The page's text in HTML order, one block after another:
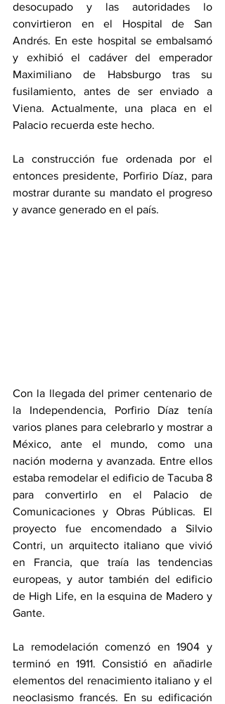
desocupado y las autoridades lo
convirtieron en el Hospital de San
Andrés. En este hospital se embalsamó
y exhibió el cadáver del emperador
Maximiliano de Habsburgo tras su
fusilamiento, antes de ser enviado a
Viena. Actualmente, una placa en el
Palacio recuerda este hecho.
La construcción fue ordenada por el
entonces presidente, Porfirio Díaz, para
mostrar durante su mandato el progreso
y avance generado en el país.
Con la llegada del primer centenario de
la Independencia, Porfirio Díaz tenía
varios planes para celebrarlo y mostrar a
México, ante el mundo, como una
nación moderna y avanzada. Entre ellos
estaba remodelar el edificio de Tacuba 8
para convertirlo en el Palacio de
Comunicaciones y Obras Públicas. El
proyecto fue encomendado a Silvio
Contri, un arquitecto italiano que vivió
en Francia, que traía las tendencias
europeas, y autor también del edificio
de High Life, en la esquina de Madero y
Gante.
La remodelación comenzó en 1904 y
terminó en 1911. Consistió en añadirle
elementos del renacimiento italiano y el
neoclasismo francés. En su edificación